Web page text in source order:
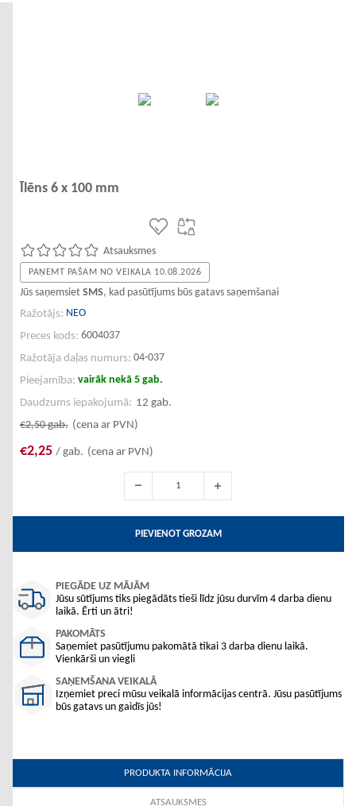
Īlēns 6 x 100 mm
Atsauksmes
PAŅEMT PAŠAM NO VEIKALA 10.08.2026
Jūs saņemsiet SMS, kad pasūtījums būs gatavs saņemšanai
Ražotājs: NEO
Preces kods: 6004037
Ražotāja daļas numurs: 04-037
Pieejamība: vairāk nekā 5 gab.
Daudzums iepakojumā: 12 gab.
€2,50gab. (cena ar PVN)
€2,25 / gab. (cena ar PVN)
PIEVIENOT GROZAM
PIEGĀDE UZ MĀJĀM
Jūsu sūtījums tiks piegādāts tieši līdz jūsu durvīm 4 darba dienu
laikā. Ērti un ātri!
PAKOMĀTS
Saņemiet pasūtījumu pakomātā tikai 3 darba dienu laikā.
Vienkārši un viegli
SAŅEMŠANA VEIKALĀ
Izņemiet preci mūsu veikalā informācijas centrā. Jūsu pasūtījums
būs gatavs un gaidīs jūs!
PRODUKTA INFORMĀCIJA
ATSAUKSMES